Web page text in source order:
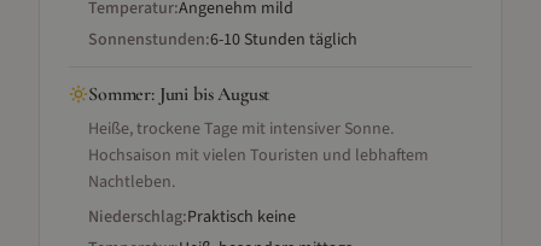
Temperatur:Angenehm mild
Sonnenstunden:6-10 Stunden täglich
Sommer: Juni bis August
Heiße, trockene Tage mit intensiver Sonne.
Hochsaison mit vielen Touristen und lebhaftem
Nachtleben.
Niederschlag:Praktisch keine